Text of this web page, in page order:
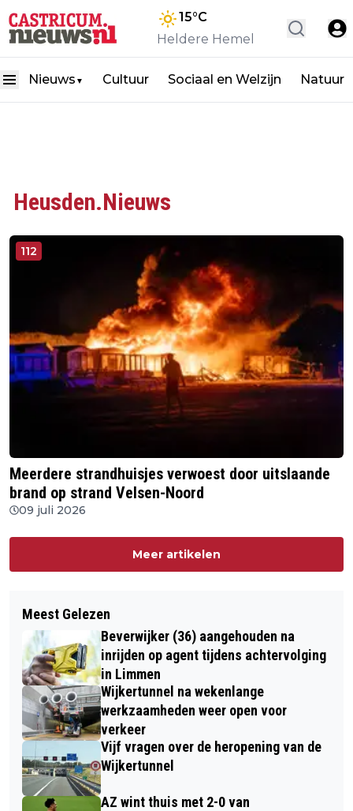
15°C
Heldere Hemel
Nieuws ▼ Cultuur Sociaal en Welzijn Natuur
Heusden.Nieuws
112
Meerdere strandhuisjes verwoest door uitslaande
brand op strand Velsen-Noord
09 juli 2026
Meer artikelen
Meest Gelezen
Beverwijker (36) aangehouden na
inrijden op agent tijdens achtervolging
in Limmen
Wijkertunnel na wekenlange
werkzaamheden weer open voor
verkeer
Vijf vragen over de heropening van de
Wijkertunnel
AZ wint thuis met 2-0 van